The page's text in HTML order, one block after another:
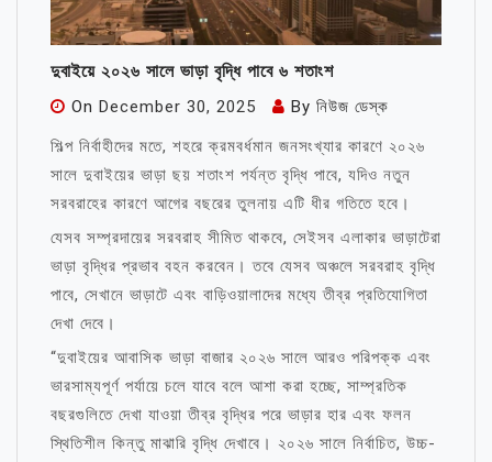
দুবাইয়ে ২০২৬ সালে ভাড়া বৃদ্ধি পাবে ৬ শতাংশ
On December 30, 2025 By নিউজ ডেস্ক
শিল্প নির্বাহীদের মতে, শহরে ক্রমবর্ধমান জনসংখ্যার কারণে ২০২৬
সালে দুবাইয়ের ভাড়া ছয় শতাংশ পর্যন্ত বৃদ্ধি পাবে, যদিও নতুন
সরবরাহের কারণে আগের বছরের তুলনায় এটি ধীর গতিতে হবে।
যেসব সম্প্রদায়ের সরবরাহ সীমিত থাকবে, সেইসব এলাকার ভাড়াটেরা
ভাড়া বৃদ্ধির প্রভাব বহন করবেন। তবে যেসব অঞ্চলে সরবরাহ বৃদ্ধি
পাবে, সেখানে ভাড়াটে এবং বাড়িওয়ালাদের মধ্যে তীব্র প্রতিযোগিতা
দেখা দেবে।
“দুবাইয়ের আবাসিক ভাড়া বাজার ২০২৬ সালে আরও পরিপক্ক এবং
ভারসাম্যপূর্ণ পর্যায়ে চলে যাবে বলে আশা করা হচ্ছে, সাম্প্রতিক
বছরগুলিতে দেখা যাওয়া তীব্র বৃদ্ধির পরে ভাড়ার হার এবং ফলন
স্থিতিশীল কিন্তু মাঝারি বৃদ্ধি দেখাবে। ২০২৬ সালে নির্বাচিত, উচ্চ-